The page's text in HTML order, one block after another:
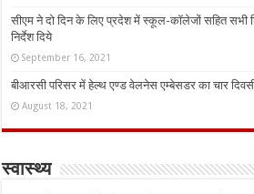
सीएम ने दो दिन के लिए प्रदेश में स्कूल-कॉलेजों सहित सभी
निर्देश दिये
September 16, 2021
बीआरसी परिसर में हेल्थ एण्ड वेलनेस एम्बेसडर का चार
August 18, 2021
स्वास्थ्य